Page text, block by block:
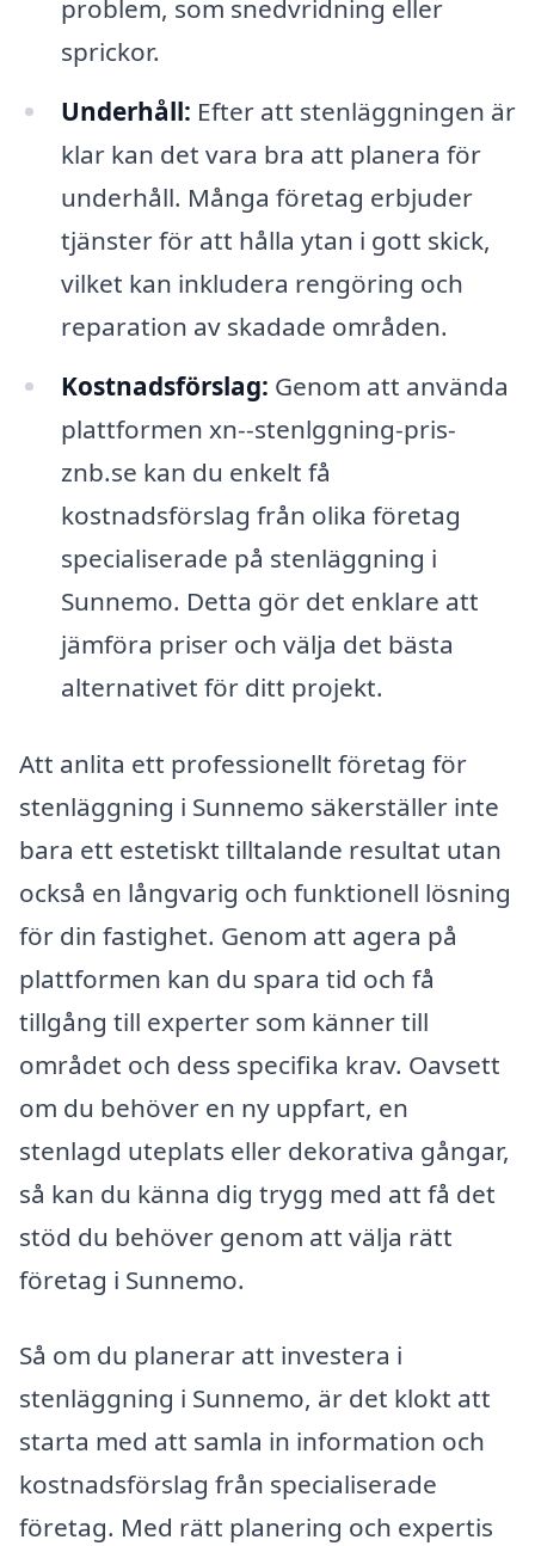
problem, som snedvridning eller
sprickor.
Underhåll: Efter att stenläggningen är
klar kan det vara bra att planera för
underhåll. Många företag erbjuder
tjänster för att hålla ytan i gott skick,
vilket kan inkludera rengöring och
reparation av skadade områden.
Kostnadsförslag: Genom att använda
plattformen xn--stenlggning-pris-
znb.se kan du enkelt få
kostnadsförslag från olika företag
specialiserade på stenläggning i
Sunnemo. Detta gör det enklare att
jämföra priser och välja det bästa
alternativet för ditt projekt.
Att anlita ett professionellt företag för
stenläggning i Sunnemo säkerställer inte
bara ett estetiskt tilltalande resultat utan
också en långvarig och funktionell lösning
för din fastighet. Genom att agera på
plattformen kan du spara tid och få
tillgång till experter som känner till
området och dess specifika krav. Oavsett
om du behöver en ny uppfart, en
stenlagd uteplats eller dekorativa gångar,
så kan du känna dig trygg med att få det
stöd du behöver genom att välja rätt
företag i Sunnemo.
Så om du planerar att investera i
stenläggning i Sunnemo, är det klokt att
starta med att samla in information och
kostnadsförslag från specialiserade
företag. Med rätt planering och expertis